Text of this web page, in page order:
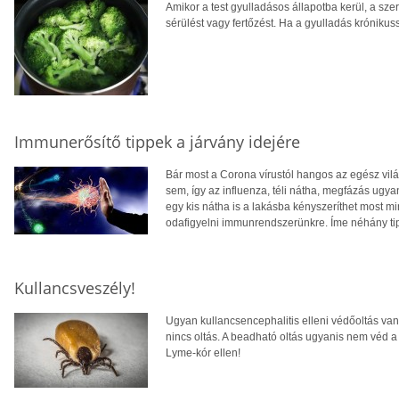
Amikor a test gyulladásos állapotba kerül, a
sérülést vagy fertőzést. Ha a gyulladás
Immunerősítő tippek a járvány idejére
Bár most a Corona vírustól hangos az egész
sem, így az influenza, téli nátha, megfázás
egy kis nátha is a lakásba kényszeríthet most
odafigyelni immunrendszerünkre. Íme néhány
Kullancsveszély!
Ugyan kullancsencephalitis elleni védőoltás
nincs oltás. A beadható oltás ugyanis nem véd
Lyme-kór ellen!